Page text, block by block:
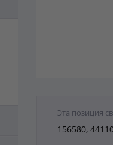
Эта позиция
156580,